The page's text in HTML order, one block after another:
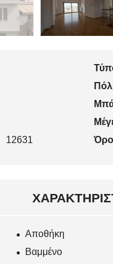
12631
Αποθήκη
Βαμμένο